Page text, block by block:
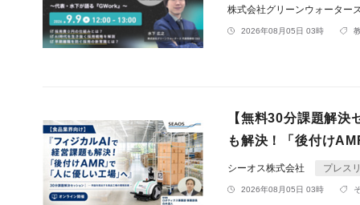
株式会社グリーンウォーター
2026年08月05日 03時
【無料30分課題解
も解決！「後付け
シーオス株式会社 プレス
2026年08月05日 03時